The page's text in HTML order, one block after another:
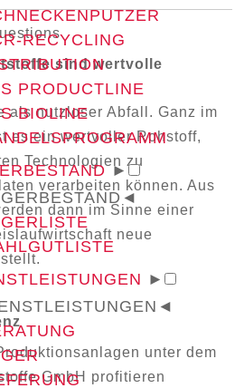
RECYCLING
PRODUCTLINE
BIOLINE
►
◄
►
◄
sind wertvolle
als nutzloser Abfall. Ganz im
es ein wertvoller Rohstoff,
Technologien zu
verarbeiten können. Aus
dann im Sinne einer
neue
unter dem
GmbH profitieren